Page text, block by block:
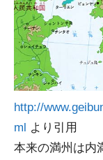
http://
ml より引用
本来の満州は内